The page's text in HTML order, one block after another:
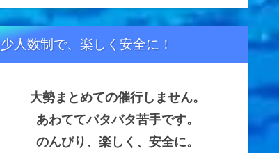
少人数制で、楽しく安全に！
大勢まとめての催行しません。
あわててバタバタ苦手です。
のんびり、楽しく、安全に。